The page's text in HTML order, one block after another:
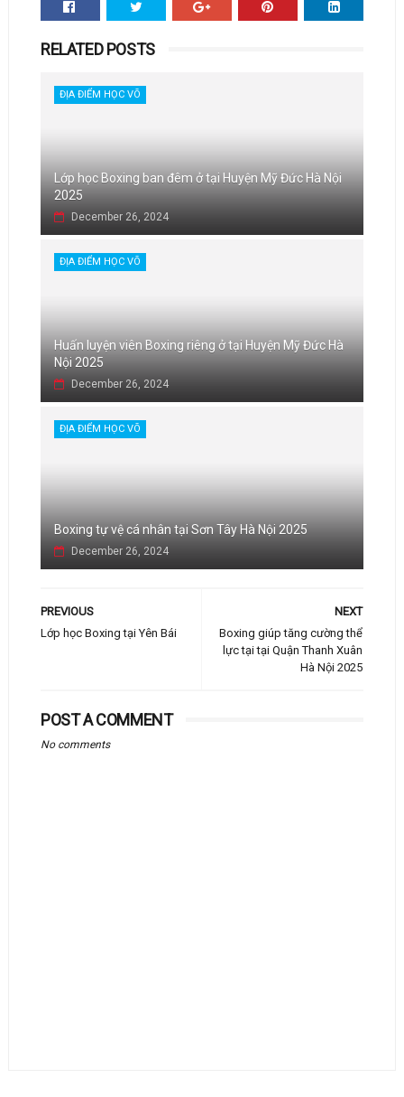
RELATED POSTS
ĐỊA ĐIỂM HỌC VÕ
Lớp học Boxing ban đêm ở tại Huyện Mỹ Đức Hà Nội
2025
December 26, 2024
ĐỊA ĐIỂM HỌC VÕ
Huấn luyện viên Boxing riêng ở tại Huyện Mỹ Đức Hà
Nội 2025
December 26, 2024
ĐỊA ĐIỂM HỌC VÕ
Boxing tự vệ cá nhân tại Sơn Tây Hà Nội 2025
December 26, 2024
NEXT
Boxing giúp tăng cường thể
lực tại tại Quận Thanh Xuân
Hà Nội 2025
PREVIOUS
Lớp học Boxing tại Yên Bái
POST A COMMENT
No comments